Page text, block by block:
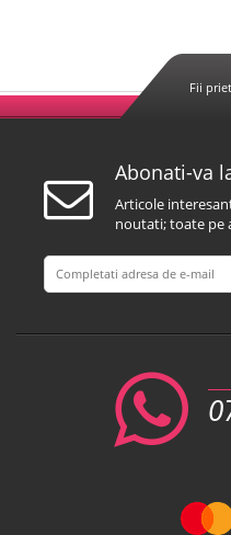
Fii
Abonati-va
Articole
noutati; toate pe